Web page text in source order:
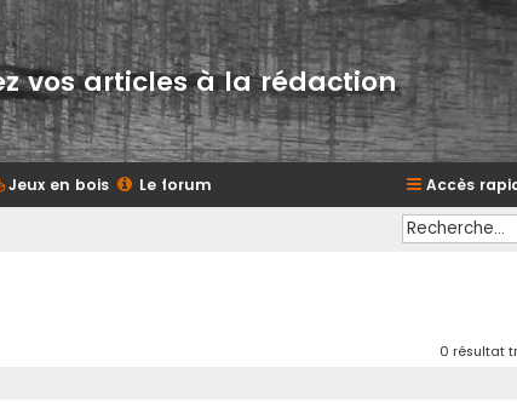
vos articles à la rédaction
Jeux en bois Le forum Accès
0 résultat